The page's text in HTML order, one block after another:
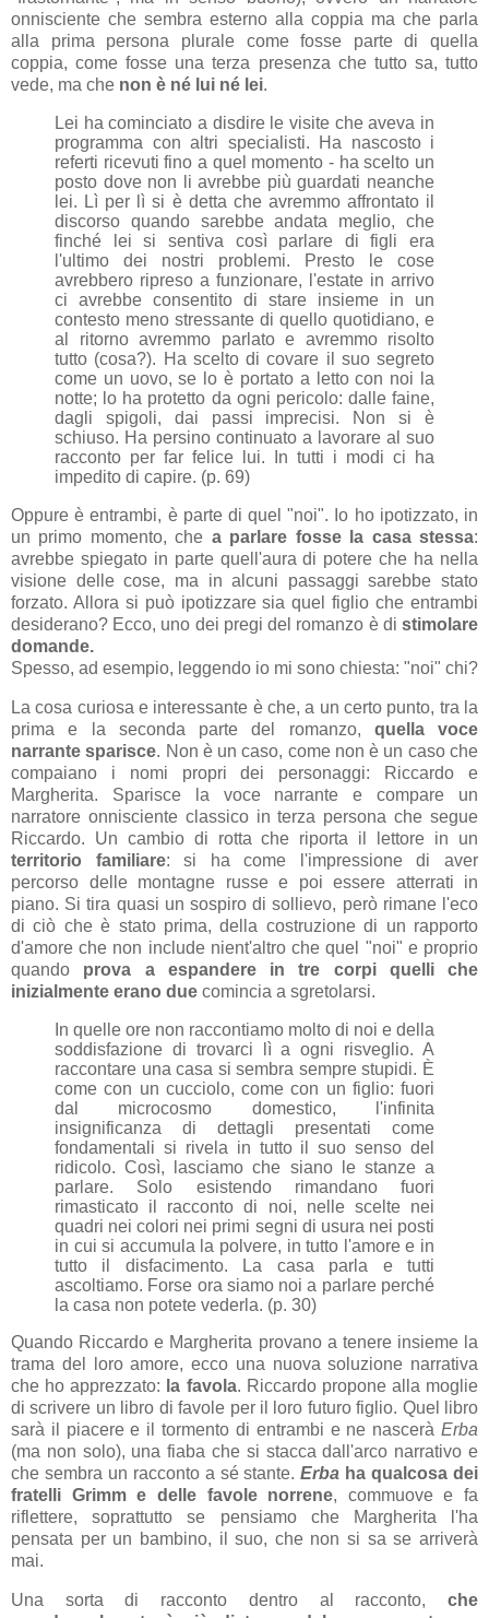
onnisciente che sembra esterno alla coppia ma che parla
alla prima persona plurale come fosse parte di quella
coppia, come fosse una terza presenza che tutto sa, tutto
vede, ma che non è né lui né lei.
Lei ha cominciato a disdire le visite che aveva in
programma con altri specialisti. Ha nascosto i
referti ricevuti fino a quel momento - ha scelto un
posto dove non li avrebbe più guardati neanche
lei. Lì per lì si è detta che avremmo affrontato il
discorso quando sarebbe andata meglio, che
finché lei si sentiva così parlare di figli era
l'ultimo dei nostri problemi. Presto le cose
avrebbero ripreso a funzionare, l'estate in arrivo
ci avrebbe consentito di stare insieme in un
contesto meno stressante di quello quotidiano, e
al ritorno avremmo parlato e avremmo risolto
tutto (cosa?). Ha scelto di covare il suo segreto
come un uovo, se lo è portato a letto con noi la
notte; lo ha protetto da ogni pericolo: dalle faine,
dagli spigoli, dai passi imprecisi. Non si è
schiuso. Ha persino continuato a lavorare al suo
racconto per far felice lui. In tutti i modi ci ha
impedito di capire. (p. 69)
Oppure è entrambi, è parte di quel "noi". Io ho ipotizzato, in
un primo momento, che a parlare fosse la casa stessa:
avrebbe spiegato in parte quell'aura di potere che ha nella
visione delle cose, ma in alcuni passaggi sarebbe stato
forzato. Allora si può ipotizzare sia quel figlio che entrambi
desiderano? Ecco, uno dei pregi del romanzo è di stimolare
domande.
Spesso, ad esempio, leggendo io mi sono chiesta: "noi" chi?
La cosa curiosa e interessante è che, a un certo punto, tra la
prima e la seconda parte del romanzo, quella voce
narrante sparisce. Non è un caso, come non è un caso che
compaiano i nomi propri dei personaggi: Riccardo e
Margherita. Sparisce la voce narrante e compare un
narratore onnisciente classico in terza persona che segue
Riccardo. Un cambio di rotta che riporta il lettore in un
territorio familiare: si ha come l'impressione di aver
percorso delle montagne russe e poi essere atterrati in
piano. Si tira quasi un sospiro di sollievo, però rimane l'eco
di ciò che è stato prima, della costruzione di un rapporto
d'amore che non include nient'altro che quel "noi" e proprio
quando prova a espandere in tre corpi quelli che
inizialmente erano due comincia a sgretolarsi.
In quelle ore non raccontiamo molto di noi e della
soddisfazione di trovarci lì a ogni risveglio. A
raccontare una casa si sembra sempre stupidi. È
come con un cucciolo, come con un figlio: fuori
dal microcosmo domestico, l'infinita
insignificanza di dettagli presentati come
fondamentali si rivela in tutto il suo senso del
ridicolo. Così, lasciamo che siano le stanze a
parlare. Solo esistendo rimandano fuori
rimasticato il racconto di noi, nelle scelte nei
quadri nei colori nei primi segni di usura nei posti
in cui si accumula la polvere, in tutto l'amore e in
tutto il disfacimento. La casa parla e tutti
ascoltiamo. Forse ora siamo noi a parlare perché
la casa non potete vederla. (p. 30)
Quando Riccardo e Margherita provano a tenere insieme la
trama del loro amore, ecco una nuova soluzione narrativa
che ho apprezzato: la favola. Riccardo propone alla moglie
di scrivere un libro di favole per il loro futuro figlio. Quel libro
sarà il piacere e il tormento di entrambi e ne nascerà Erba
(ma non solo), una fiaba che si stacca dall'arco narrativo e
che sembra un racconto a sé stante.Erba ha qualcosa dei
fratelli Grimm e delle favole norrene, commuove e fa
riflettere, soprattutto se pensiamo che Margherita l'ha
pensata per un bambino, il suo, che non si sa se arriverà
mai.
Una sorta di racconto dentro al racconto, che